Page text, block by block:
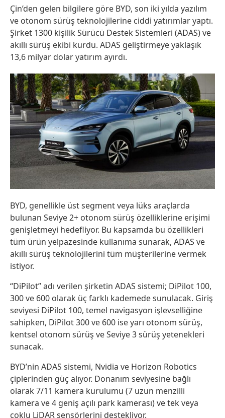
Çin’den gelen bilgilere göre BYD, son iki yılda yazılım
ve otonom sürüş teknolojilerine ciddi yatırımlar yaptı.
Şirket 1300 kişilik Sürücü Destek Sistemleri (ADAS) ve
akıllı sürüş ekibi kurdu. ADAS geliştirmeye yaklaşık
13,6 milyar dolar yatırım ayırdı.
BYD, genellikle üst segment veya lüks araçlarda
bulunan Seviye 2+ otonom sürüş özelliklerine erişimi
genişletmeyi hedefliyor. Bu kapsamda bu özellikleri
tüm ürün yelpazesinde kullanıma sunarak, ADAS ve
akıllı sürüş teknolojilerini tüm müşterilerine vermek
istiyor.
“DiPilot” adı verilen şirketin ADAS sistemi; DiPilot 100,
300 ve 600 olarak üç farklı kademede sunulacak. Giriş
seviyesi DiPilot 100, temel navigasyon işlevselliğine
sahipken, DiPilot 300 ve 600 ise yarı otonom sürüş,
kentsel otonom sürüş ve Seviye 3 sürüş yetenekleri
sunacak.
BYD’nin ADAS sistemi, Nvidia ve Horizon Robotics
çiplerinden güç alıyor. Donanım seviyesine bağlı
olarak 7/11 kamera kurulumu (7 uzun menzilli
kamera ve 4 geniş açılı park kamerası) ve tek veya
çoklu LiDAR sensörlerini destekliyor.